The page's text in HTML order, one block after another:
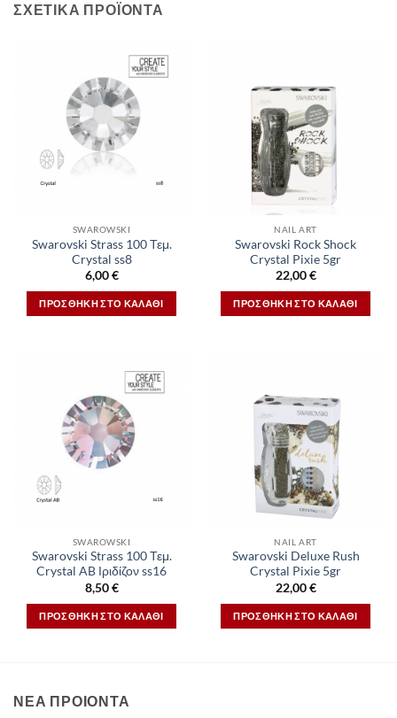
ΣΧΕΤΙΚΆ ΠΡΟΪΌΝΤΑ
SWAROWSKI
Swarovski Strass 100 Τεμ.
Crystal ss8
6,00€
ΠΡΟΣΘΉΚΗ ΣΤΟ ΚΑΛΆΘΙ
NAIL ART
Swarovski Rock Shock
Crystal Pixie 5gr
22,00€
ΠΡΟΣΘΉΚΗ ΣΤΟ ΚΑΛΆΘΙ
SWAROWSKI
Swarovski Strass 100 Τεμ.
Crystal AB Ιριδίζον ss16
8,50€
ΠΡΟΣΘΉΚΗ ΣΤΟ ΚΑΛΆΘΙ
NAIL ART
Swarovski Deluxe Rush
Crystal Pixie 5gr
22,00€
ΠΡΟΣΘΉΚΗ ΣΤΟ ΚΑΛΆΘΙ
ΝΕΑ ΠΡΟΙΟΝΤΑ